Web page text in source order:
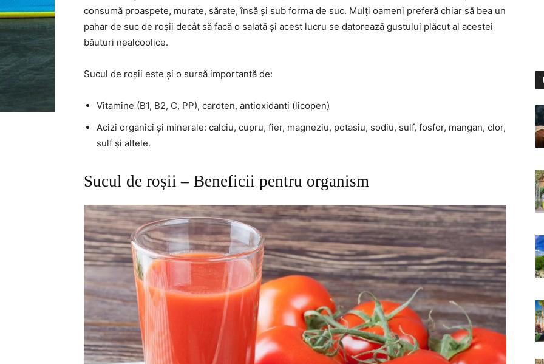
consumă proaspete, murate, sărate, însă și sub forma de suc. Mulți oameni preferă chiar să bea un
pahar de suc de roșii decât să facă o salată și acest lucru se datorează gustului plăcut al acestei
băuturi nealcoolice.
Sucul de roșii este și o sursă importantă de:
Vitamine (B1, B2, C, PP), caroten, antioxidanti (licopen)
Acizi organici și minerale: calciu, cupru, fier, magneziu, potasiu, sodiu, sulf, fosfor, mangan, clor,
sulf și altele.
Sucul de roșii – Beneficii pentru organism